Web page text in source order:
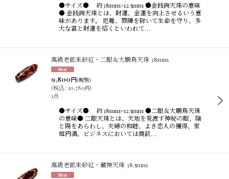
絞り込む
●サイズ● 約38mm×12.5mm ●金銭鉤天珠の意味
● 金銭鉤天珠とは、財運、金運を向上させるいう意
味があります。 厄難、罪障を除いて生命を守り、多
大な富と財運を招くといわれて…
高級老鉱朱砂紅・二眼＆大鵬鳥天珠 38mm
9,800円(税別)
(税込: 10,780円)
1点
●サイズ● 約38mm×12.5mm ●二眼＆大鵬鳥天珠
の意味● 二眼天珠とは、天地を見渡す神秘の眼、陰
と陽をあらわし、夫婦の和睦、よき恋人の獲得、家
庭円満、ビジネスにおいては商談…
高級老鉱朱砂紅・蔵神天珠 38.5mm